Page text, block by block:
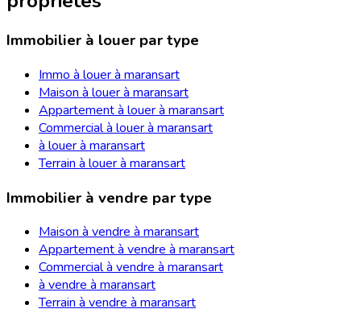
Immobilier à louer par type
Immo à louer à maransart
Maison à louer à maransart
Appartement à louer à maransart
Commercial à louer à maransart
à louer à maransart
Terrain à louer à maransart
Immobilier à vendre par type
Maison à vendre à maransart
Appartement à vendre à maransart
Commercial à vendre à maransart
à vendre à maransart
Terrain à vendre à maransart